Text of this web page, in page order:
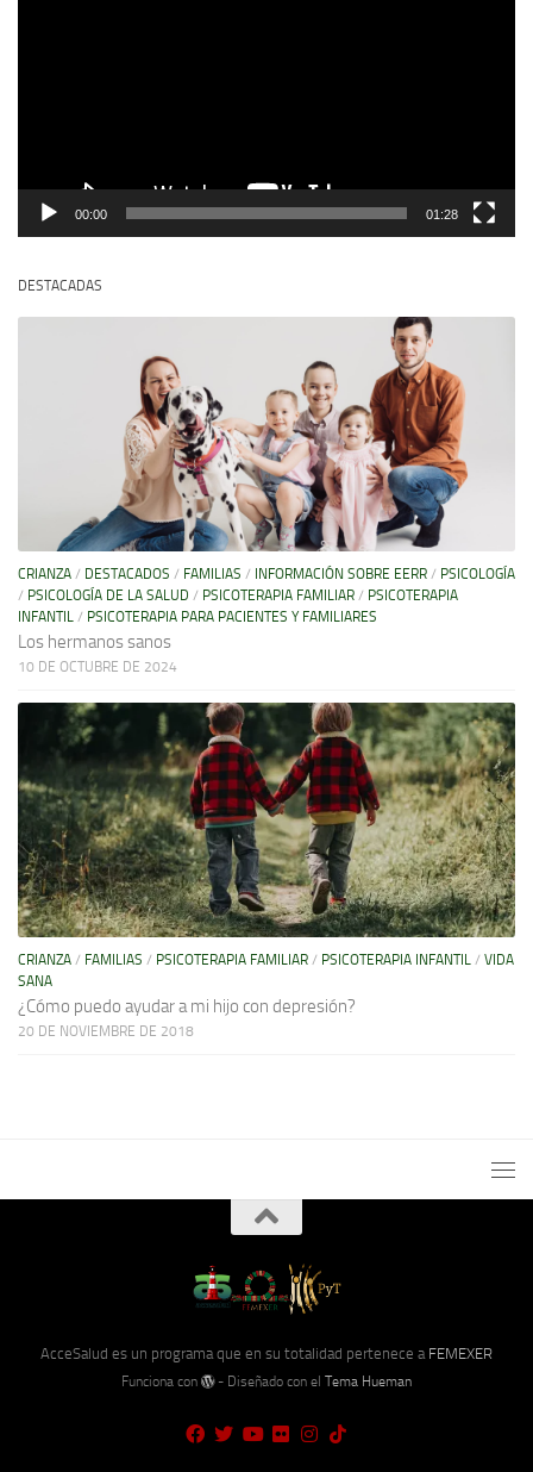
00:00 01:28
DESTACADAS
CRIANZA / DESTACADOS / FAMILIAS / INFORMACIÓN SOBRE EERR / PSICOLOGÍA
/ PSICOLOGÍA DE LA SALUD / PSICOTERAPIA FAMILIAR / PSICOTERAPIA
INFANTIL / PSICOTERAPIA PARA PACIENTES Y FAMILIARES
Los hermanos sanos
10 DE OCTUBRE DE 2024
CRIANZA / FAMILIAS / PSICOTERAPIA FAMILIAR / PSICOTERAPIA INFANTIL / VIDA
SANA
¿Cómo puedo ayudar a mi hijo con depresión?
20 DE NOVIEMBRE DE 2018
AcceSalud es un programa que en su totalidad pertenece a FEMEXER
Funciona con - Diseñado con elTema Hueman